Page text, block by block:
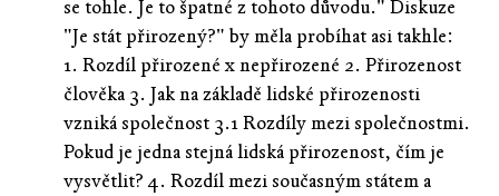
se tohle. Je to špatné z tohoto důvodu." Diskuze
"Je stát přirozený?" by měla probíhat asi takhle:
1. Rozdíl přirozené x nepřirozené 2. Přirozenost
člověka 3. Jak na základě lidské přirozenosti
vzniká společnost 3.1 Rozdíly mezi společnostmi.
Pokud je jedna stejná lidská přirozenost, čím je
vysvětlit? 4. Rozdíl mezi současným státem a